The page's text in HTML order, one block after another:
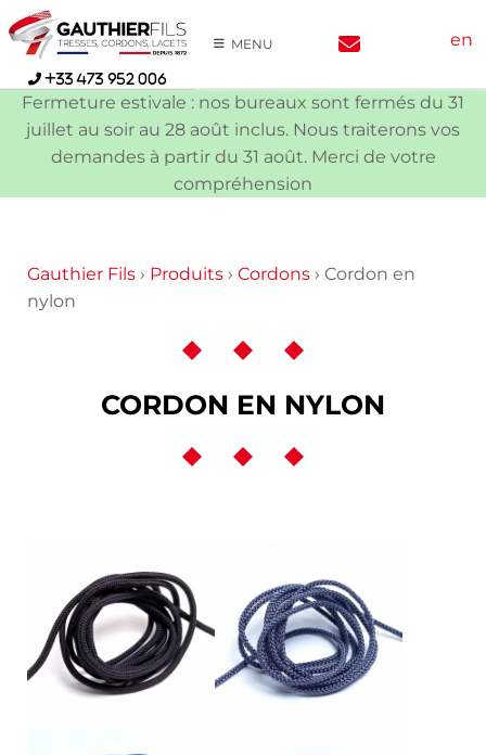
Skip
to
content
+33 473 952 006
MENU en
Fermeture estivale : nos bureaux sont fermés du 31
juillet au soir au 28 août inclus. Nous traiterons vos
demandes à partir du 31 août. Merci de votre
compréhension
Gauthier Fils › Produits › Cordons › Cordon en
nylon
CORDON EN NYLON